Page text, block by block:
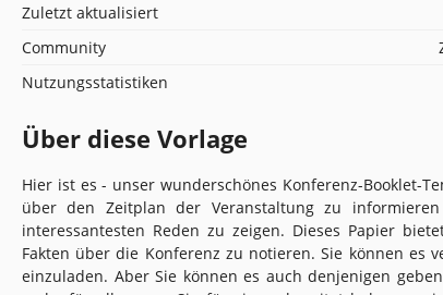
Zuletzt aktualisiert
Community
Nutzungsstatistiken
Über diese Vorlage
Hier ist es - unser wunderschönes Konferenz-Booklet-
über den Zeitplan der Veranstaltung zu
interessantesten Reden zu zeigen. Dieses Papier
Fakten über die Konferenz zu notieren. Sie können es
einzuladen. Aber Sie können es auch denjenigen